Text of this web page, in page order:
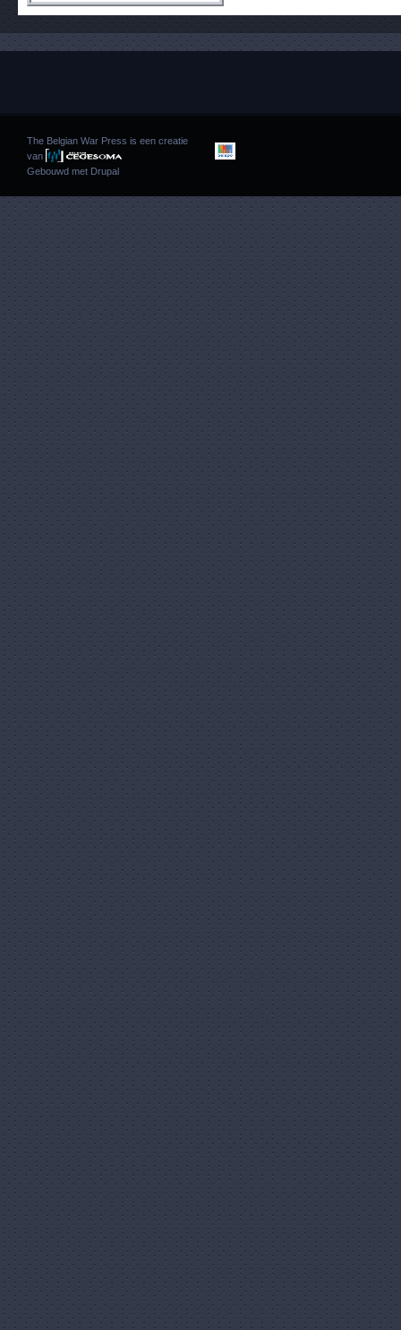
The Belgian War Press is een creatie
van
Gebouwd met Drupal